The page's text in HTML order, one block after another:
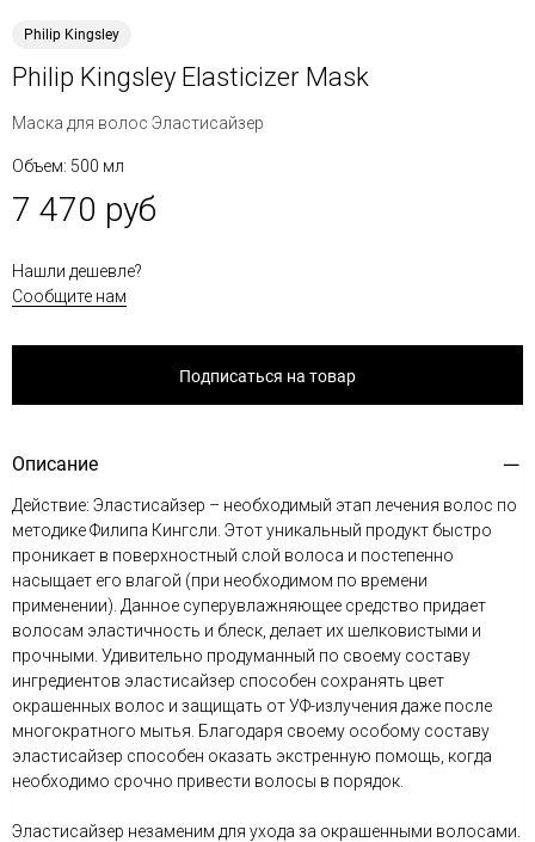
Philip Kingsley
Philip Kingsley Elasticizer Mask
Маска для волос Эластисайзер
Объем: 500 мл
7 470 руб
Нашли дешевле?
Сообщите нам
Подписаться на товар
Описание
Действие: Эластисайзер – необходимый этап лечения волос по
методике Филипа Кингсли. Этот уникальный продукт быстро
проникает в поверхностный слой волоса и постепенно
насыщает его влагой (при необходимом по времени
применении). Данное суперувлажняющее средство придает
волосам эластичность и блеск, делает их шелковистыми и
прочными. Удивительно продуманный по своему составу
ингредиентов эластисайзер способен сохранять цвет
окрашенных волос и защищать от УФ-излучения даже после
многократного мытья. Благодаря своему особому составу
эластисайзер способен оказать экстренную помощь, когда
необходимо срочно привести волосы в порядок.
Эластисайзер незаменим для ухода за окрашенными волосами.